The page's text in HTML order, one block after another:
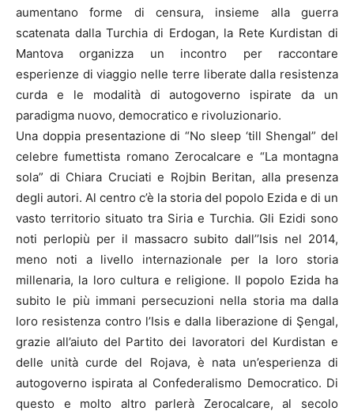
aumentano forme di censura, insieme alla guerra
scatenata dalla Turchia di Erdogan, la Rete Kurdistan di
Mantova organizza un incontro per raccontare
esperienze di viaggio nelle terre liberate dalla resistenza
curda e le modalità di autogoverno ispirate da un
paradigma nuovo, democratico e rivoluzionario.
Una doppia presentazione di “No sleep ‘till Shengal” del
celebre fumettista romano Zerocalcare e “La montagna
sola” di Chiara Cruciati e Rojbin Beritan, alla presenza
degli autori. Al centro c’è la storia del popolo Ezida e di un
vasto territorio situato tra Siria e Turchia. Gli Ezidi sono
noti perlopiù per il massacro subito dall’’Isis nel 2014,
meno noti a livello internazionale per la loro storia
millenaria, la loro cultura e religione. Il popolo Ezida ha
subito le più immani persecuzioni nella storia ma dalla
loro resistenza contro l’Isis e dalla liberazione di Şengal,
grazie all’aiuto del Partito dei lavoratori del Kurdistan e
delle unità curde del Rojava, è nata un’esperienza di
autogoverno ispirata al Confederalismo Democratico. Di
questo e molto altro parlerà Zerocalcare, al secolo